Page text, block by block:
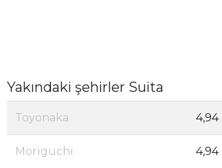
Yakındaki şehirler Suita
Toyonaka 4,94
Moriguchi 4,94